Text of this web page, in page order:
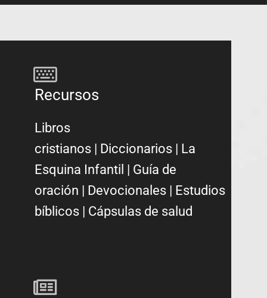
Recursos
Libros
cristianos | Diccionarios | La
Esquina Infantil | Guía de
oración | Devocionales | Estudios
bíblicos | Cápsulas de salud